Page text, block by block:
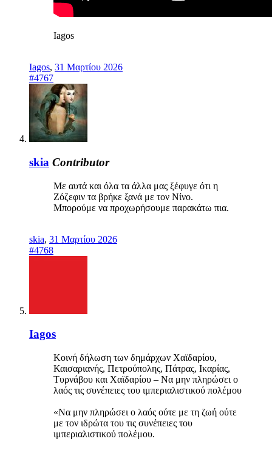
Iagos
Iagos, 31 Μαρτίου 2026
#4767
skia Contributor
Με αυτά και όλα τα άλλα μας ξέφυγε ότι η
Ζόζεφιν τα βρήκε ξανά με τον Νίνο.
Μπορούμε να προχωρήσουμε παρακάτω πια.
skia, 31 Μαρτίου 2026
#4768
Iagos
Κοινή δήλωση των δημάρχων Χαϊδαρίου,
Καισαριανής, Πετρούπολης, Πάτρας, Ικαρίας,
Τυρνάβου και Χαϊδαρίου – Να μην πληρώσει ο
λαός τις συνέπειες του ιμπεριαλιστικού πολέμου
«Να μην πληρώσει ο λαός ούτε με τη ζωή ούτε
με τον ιδρώτα του τις συνέπειες του
ιμπεριαλιστικού πολέμου.